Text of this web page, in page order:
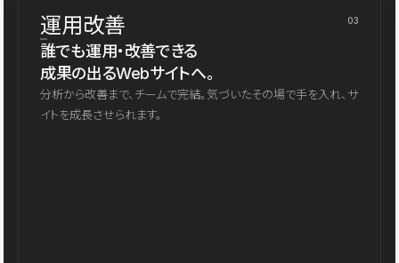
運用改善 03
誰でも運用・改善できる
成果の出るWebサイトへ。
分析から改善まで、チームで完結。気づいたその場で手を入れ、サ
イトを成長させられます。